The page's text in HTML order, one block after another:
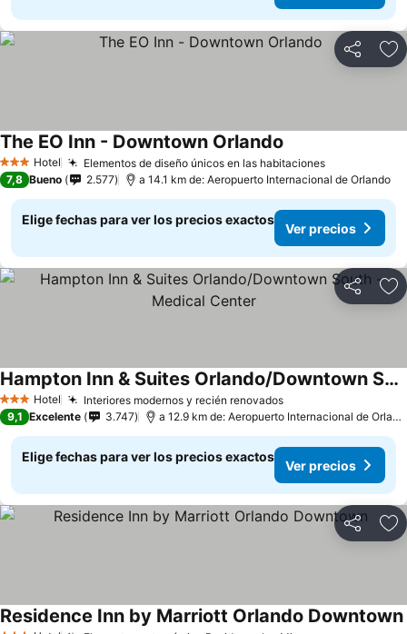
Compartir
3 Estrellas
Hotel Elementos de diseño únicos en las habitaciones
The EO Inn - Downtown Orlando
7,8 Bueno 2.577 a 14.1 km de: Aeropuerto Internacional de Orlando
Elige fechas para ver los precios exactos
Ver precios
Compartir
3 Estrellas
Hotel Interiores modernos y recién renovados
Hampton Inn & Suites Orlando/Downtown South - Medical Center
9,1 Excelente 3.747 a 12.9 km de: Aeropuerto Internacional de Orlando
Elige fechas para ver los precios exactos
Ver precios
Compartir
Residence Inn by Marriott Orlando Downtown